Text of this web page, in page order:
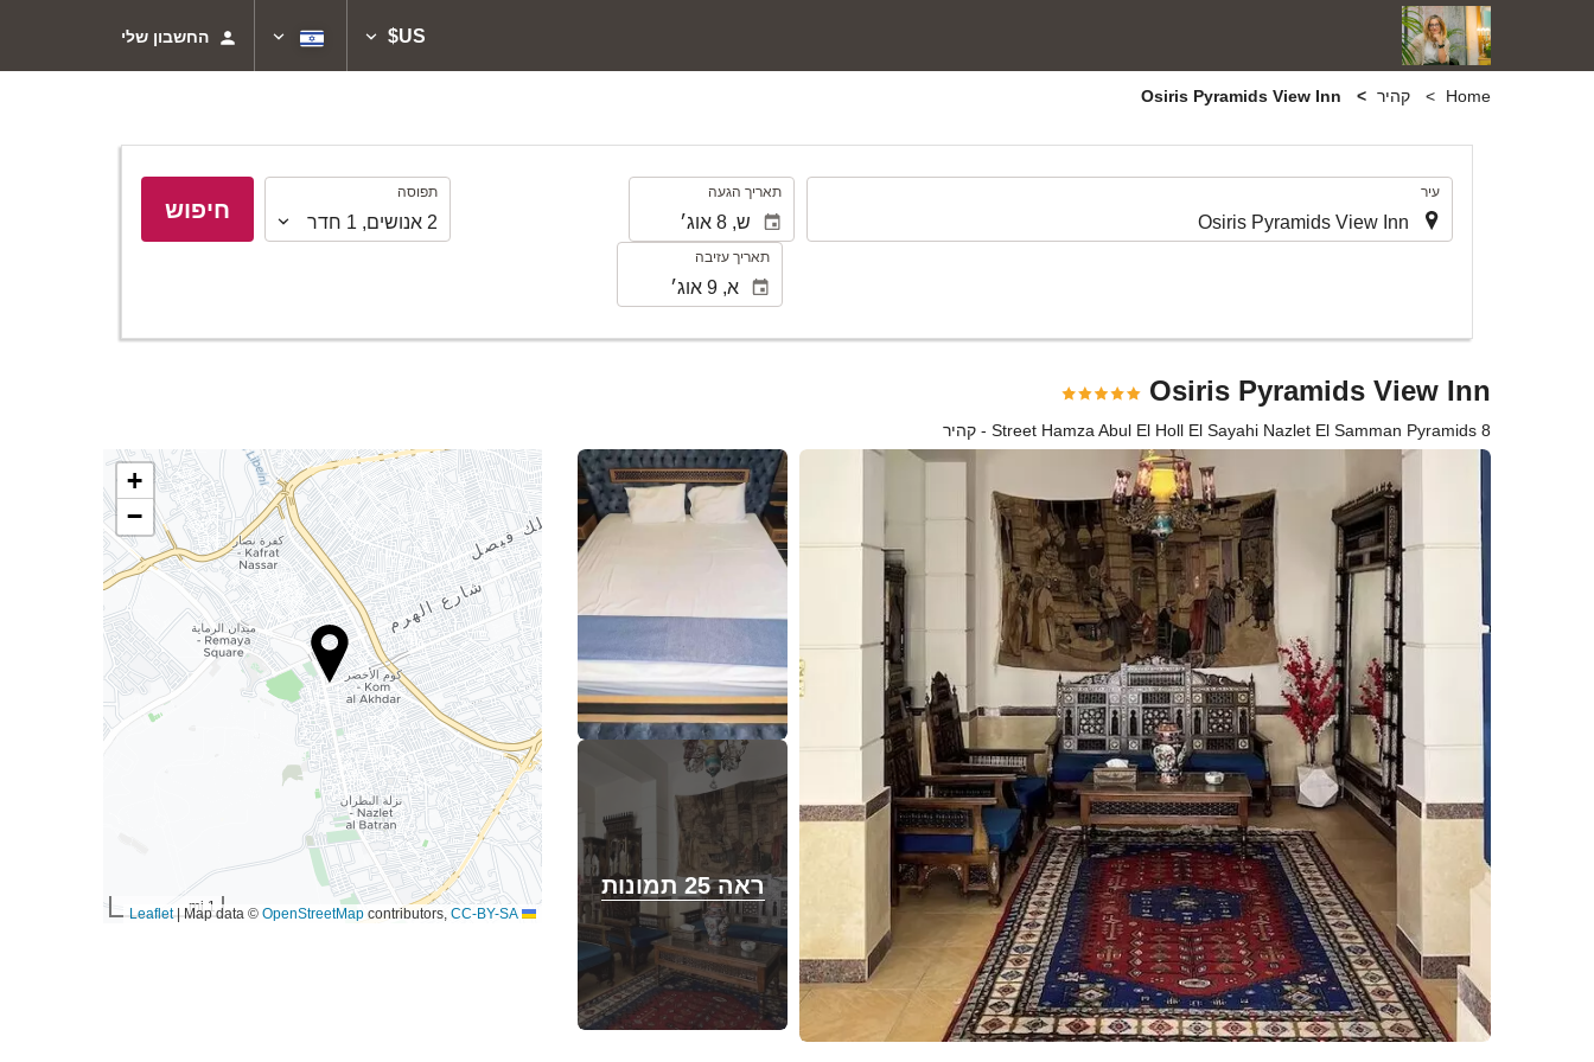
US$ החשבון שלי
Home קהיר
עיר תאריך הגעה
תאריך עזיבה
תפוסה
תפוסה
2 אנושים,
1 חדר חיפוש
Osiris Pyramids View Inn
Street Hamza Abul El Holl El Sayahi Nazlet El Samman Pyramids 8 - קהיר
ראה 25 תמונות
ראה 25 תמונות
+
−
1 mi
|Map data © OpenStreetMap contributors, CC-BY-SA